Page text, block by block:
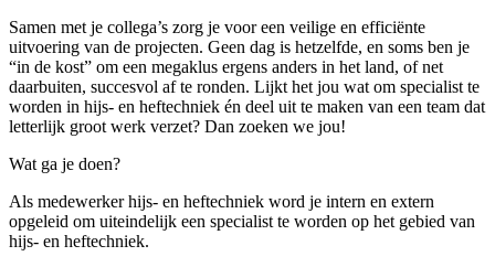
Samen met je collega’s zorg je voor een veilige en efficiënte
uitvoering van de projecten. Geen dag is hetzelfde, en soms ben je
“in de kost” om een megaklus ergens anders in het land, of net
daarbuiten, succesvol af te ronden. Lijkt het jou wat om specialist te
worden in hijs- en heftechniek én deel uit te maken van een team dat
letterlijk groot werk verzet? Dan zoeken we jou!
Wat ga je doen?
Als medewerker hijs- en heftechniek word je intern en extern
opgeleid om uiteindelijk een specialist te worden op het gebied van
hijs- en heftechniek.